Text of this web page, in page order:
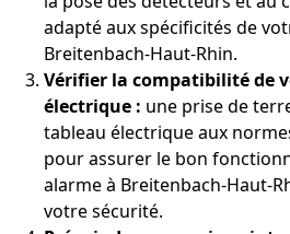
adapté aux spécificités de
Breitenbach-Haut-Rhin.
Vérifier la compatibilité de
électrique : une prise de
tableau électrique aux
pour assurer le bon
alarme à Breitenbach-Haut-
votre sécurité.